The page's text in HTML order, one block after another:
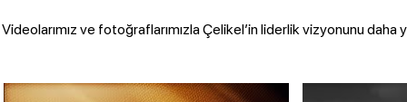
Videolarımız ve fotoğraflarımızla Çelikel’in liderlik vizyonunu daha